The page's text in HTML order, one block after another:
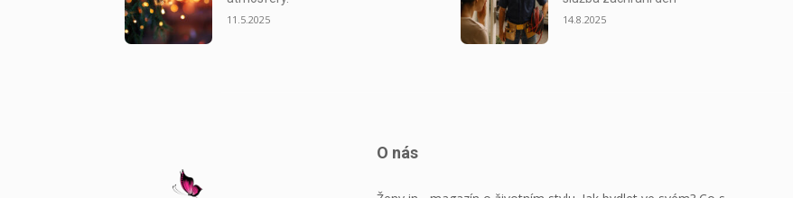
11.5.2025 14.8.2025
O nás